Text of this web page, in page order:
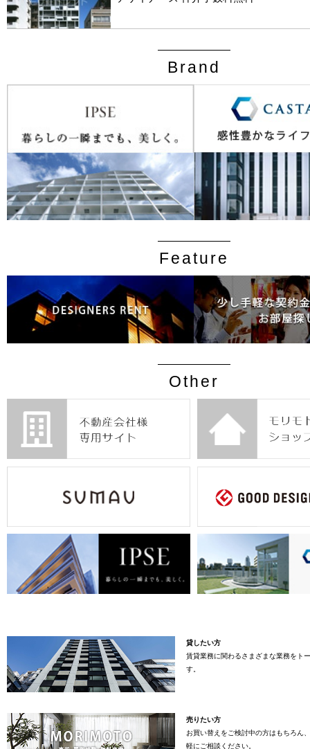
Brand
Feature
Other
貸したい方
賃貸業務に関わるさまざまな業務をト
す。
売りたい方
お買い替えをご検討中の方はもちろん
軽にご相談ください。